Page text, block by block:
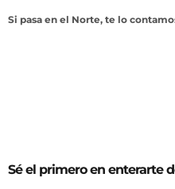
Si pasa en el Norte, te lo
Sé el primero en enterarte